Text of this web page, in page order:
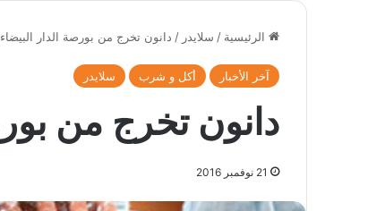
الرئيسية / سلايدر / دانون تخرج من بورصة الدار
آخر الأخبار أكل و شرب سلايدر
دانون تخرج من
21 نوفمبر 2016